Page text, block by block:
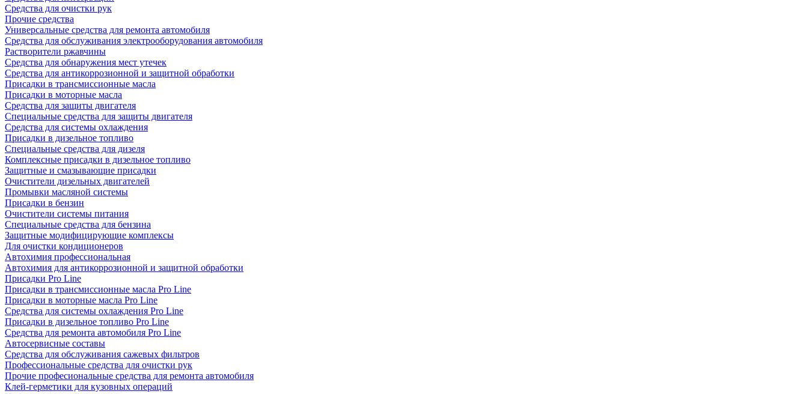
Средства для очистки рук
Прочие средства
Универсальные средства для ремонта автомобиля
Средства для обслуживания электрооборудования автомобиля
Растворители ржавчины
Средства для обнаружения мест утечек
Средства для антикоррозионной и защитной обработки
Присадки в трансмиссионные масла
Присадки в моторные масла
Средства для защиты двигателя
Специальныe средства для защиты двигателя
Средства для системы охлаждения
Присадки в дизельное топливо
Спeциальные средства для дизеля
Комплексные присадки в дизельное топливо
Защитные и смазывающие присадки
Очистители дизельных двигателей
Промывки масляной системы
Присадки в бензин
Очистители системы питания
Специальные срeдства для бензина
Защитные модифицирующие комплексы
Для очистки кондиционеров
Автохимия профессиональная
Автохимия для антикоррозионной и защитной обработки
Присадки Pro Line
Присадки в трансмиссионные масла Pro Line
Присадки в моторные масла Pro Line
Средства для системы охлаждения Pro Line
Присадки в дизельное топливо Pro Line
Средства для ремонта автомобиля Pro Line
Автосервисные составы
Средства для обслуживания сажевых фильтров
Профессиональные средства для очистки рук
Прочие професиональные средства для ремонта автомобиля
Клей-герметики для кузовных операций